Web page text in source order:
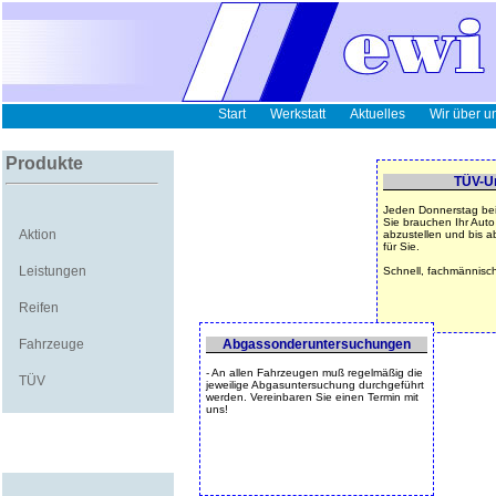
Start Werkstatt Aktuelles Wir über
Produkte
Aktion
Leistungen
Reifen
Fahrzeuge
TÜV
TÜV-
Jeden Donnerstag
Sie brauchen Ihr
abzustellen und bis
für Sie.
Schnell,
Abgassonderuntersuchungen
- An allen Fahrzeugen muß regelmäßig die
jeweilige Abgasuntersuchung durchgeführt
werden. Vereinbaren Sie einen Termin mit
uns!